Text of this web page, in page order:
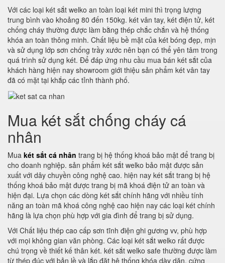
Với các loại két sắt welko an toàn loại két mini thì trọng lượng
trung bình vào khoảng 80 đến 150kg. két vân tay, két điện tử, két
chống cháy thường được làm bằng thép chắc chắn và hệ thống
khóa an toàn thông minh. Chất liệu bề mặt của két bóng đẹp, mịn
và sử dụng lớp sơn chống trầy xước nên bạn có thể yên tâm trong
quá trình sử dụng két. Để đáp ứng nhu cầu mua bán két sắt của
khách hàng hiện nay showroom giới thiệu sản phẩm két vân tay
đã có mặt tại khắp các tỉnh thành phố.
Mua két sắt chống cháy cá
nhân
Mua két sắt cá nhân trang bị hệ thống khoá bảo mật để trang bị
cho doanh nghiệp. sản phẩm két sắt welko bảo mật được sản
xuất với dây chuyền công nghệ cao. hiện nay két sắt trang bị hệ
thống khoá bảo mật được trang bị mã khoá điện tử an toàn và
hiện đại. Lựa chọn các dòng két sắt chính hãng với nhiều tính
năng an toàn mã khoá công nghệ cao hiện nay các loại két chính
hãng là lựa chọn phù hợp với gia đình để trang bị sử dụng.
Với Chất liệu thép cao cấp sơn tĩnh điện ghi gương vv, phù hợp
với mọi không gian văn phòng. Các loại két sắt welko rất được
chú trọng về thiết kế thân két. két sắt welko safe thường được làm
từ thép đúc với bản lề và lắp đặt hệ thống khóa dày dặn, cứng